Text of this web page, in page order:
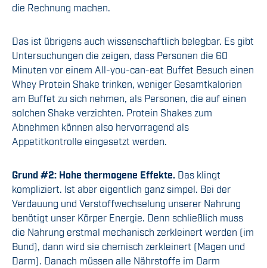
die Rechnung machen.
Das ist übrigens auch wissenschaftlich belegbar. Es gibt
Untersuchungen die zeigen, dass Personen die 60
Minuten vor einem All-you-can-eat Buffet Besuch einen
Whey Protein Shake trinken, weniger Gesamtkalorien
am Buffet zu sich nehmen, als Personen, die auf einen
solchen Shake verzichten. Protein Shakes zum
Abnehmen können also hervorragend als
Appetitkontrolle eingesetzt werden.
Grund #2: Hohe thermogene Effekte. Das klingt
kompliziert. Ist aber eigentlich ganz simpel. Bei der
Verdauung und Verstoffwechselung unserer Nahrung
benötigt unser Körper Energie. Denn schließlich muss
die Nahrung erstmal mechanisch zerkleinert werden (im
Bund), dann wird sie chemisch zerkleinert (Magen und
Darm). Danach müssen alle Nährstoffe im Darm